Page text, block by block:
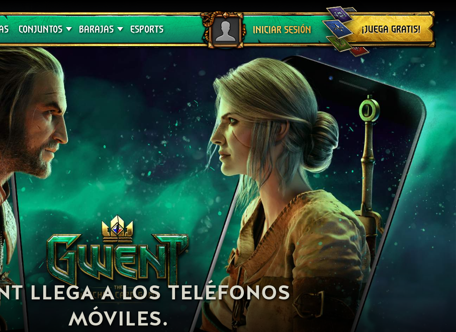
CONJUNTOS
Crimson Curse
BARAJAS
Guías de barajas
ESPORTS INICIAR SESIÓN
Cerrar sesión
¡JUEGA GRATIS!
LLEGA A LOS TELÉFONOS
MÓVILES.